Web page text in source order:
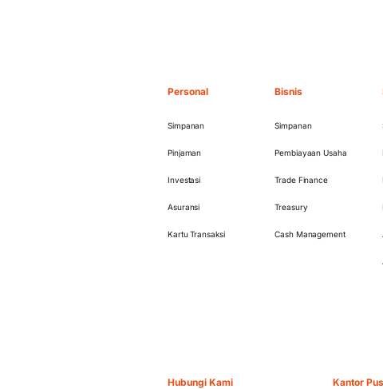
Personal
Simpanan
Pinjaman
Investasi
Asuransi
Kartu Transaksi
Bisnis
Simpanan
Pembiayaan Usaha
Trade Finance
Treasury
Cash Management
Hubungi Kami Kantor